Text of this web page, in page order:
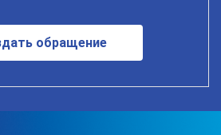
обращение